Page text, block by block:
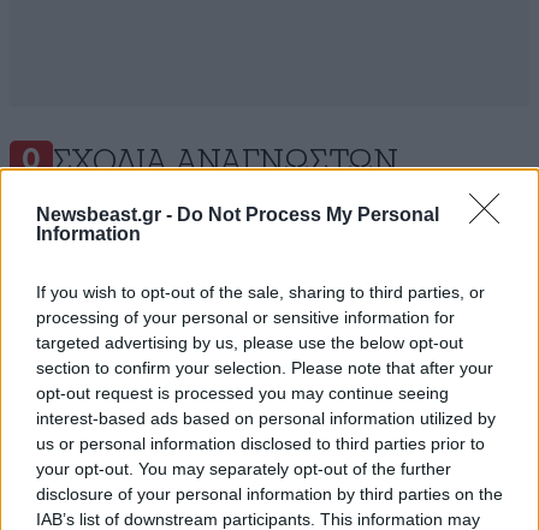
Newsbeast.gr - Do Not Process My Personal
Information
If you wish to opt-out of the sale, sharing to third parties, or
processing of your personal or sensitive information for
targeted advertising by us, please use the below opt-out
section to confirm your selection. Please note that after your
opt-out request is processed you may continue seeing
interest-based ads based on personal information utilized by
us or personal information disclosed to third parties prior to
your opt-out. You may separately opt-out of the further
disclosure of your personal information by third parties on the
IAB’s list of downstream participants. This information may
0 ΣΧΌΛΙΑ ΑΝΑΓΝΩΣΤΏΝ
ΠΡΟΣΘΕΣΤΕ ΤΟ ΣΧΟΛΙΟ ΣΑΣ